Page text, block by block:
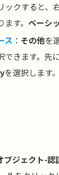
ックすると、
ます。ベーシ
ス ： その他を
できます。先
を選択します。
ブジェクト-認